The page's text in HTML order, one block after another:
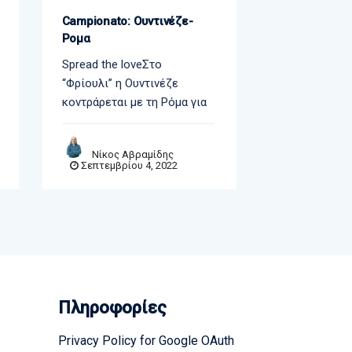
Campionato: Ουντινέζε-
Ρομα
Spread the loveΣτο
“Φρίουλι” η Ουντινέζε
κοντράρεται με τη Ρόμα για
Νίκος Αβραμίδης
Σεπτεμβρίου 4, 2022
Πληροφορίες
Privacy Policy for Google OAuth